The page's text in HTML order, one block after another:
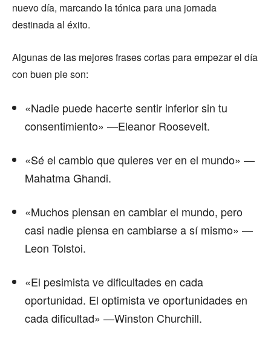
nuevo día, marcando la tónica para una jornada
destinada al éxito.
Algunas de las mejores frases cortas para empezar el día
con buen pie son:
«Nadie puede hacerte sentir inferior sin tu
consentimiento» —Eleanor Roosevelt.
«Sé el cambio que quieres ver en el mundo» —
Mahatma Ghandi.
«Muchos piensan en cambiar el mundo, pero
casi nadie piensa en cambiarse a sí mismo» —
Leon Tolstoi.
«El pesimista ve dificultades en cada
oportunidad. El optimista ve oportunidades en
cada dificultad» —Winston Churchill.